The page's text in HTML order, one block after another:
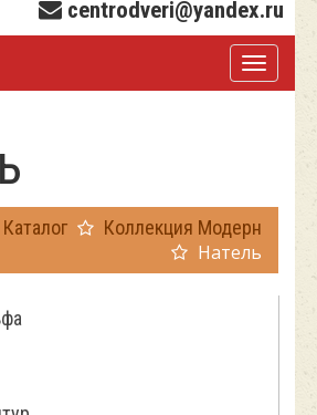
centrodveri@yandex.ru
Каталог Коллекция Модерн
Натель